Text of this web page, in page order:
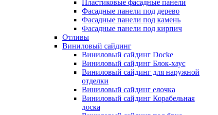
Пластиковые фасадные панели
Фасадные панели под дерево
Фасадные панели под камень
Фасадные панели под кирпич
Отливы
Виниловый сайдинг
Виниловый сайдинг Docke
Виниловый сайдинг Блок-хаус
Виниловый сайдинг для наружной
отделки
Виниловый сайдинг елочка
Виниловый сайдинг Корабельная
доска